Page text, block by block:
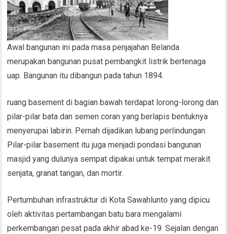
Awal bangunan ini pada masa penjajahan Belanda
merupakan bangunan pusat pembangkit listrik bertenaga
uap. Bangunan itu dibangun pada tahun 1894.
ruang basement di bagian bawah terdapat lorong-lorong dan
pilar-pilar bata dan semen coran yang berlapis bentuknya
menyerupai labirin. Pernah dijadikan lubang perlindungan.
Pilar-pilar basement itu juga menjadi pondasi bangunan
masjid yang dulunya sempat dipakai untuk tempat merakit
senjata, granat tangan, dan mortir.
Pertumbuhan infrastruktur di Kota Sawahlunto yang dipicu
oleh aktivitas pertambangan batu bara mengalami
perkembangan pesat pada akhir abad ke-19. Sejalan dengan